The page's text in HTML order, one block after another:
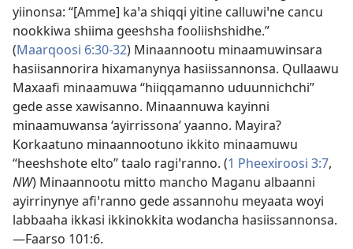
yiinonsa: “[Amme] kaꞌa shiqqi yitine calluwiꞌne cancu
nookkiwa shiima geeshsha fooliishshidhe.”
(Maarqoosi 6:30-32) Minaannootu minaamuwinsara
hasiisannorira hixamanynya hasiissannonsa. Qullaawu
Maxaafi minaamuwa “hiiqqamanno uduunnichchi”
gede asse xawisanno. Minaannuwa kayinni
minaamuwansa ‘ayirrissona’ yaanno. Mayira?
Korkaatuno minaannootuno ikkito minaamuwu
“heeshshote elto” taalo ragiꞌranno. (1 Pheexiroosi 3:7,
NW) Minaannootu mitto mancho Maganu albaanni
ayirrinynye afiꞌranno gede assannohu meyaata woyi
labbaaha ikkasi ikkinokkita wodancha hasiissannonsa.
—Faarso 101:6.